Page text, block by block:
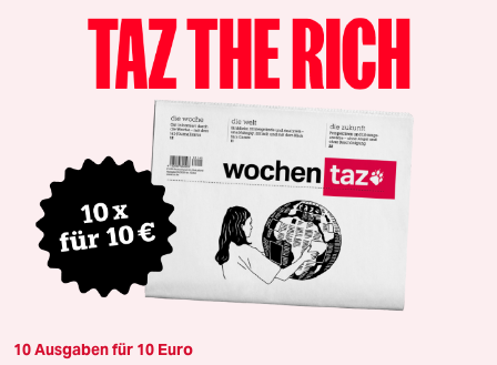
10 Ausgaben für 10 Euro